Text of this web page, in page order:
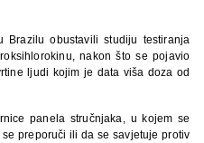
Brazilu obustavili studiju testiranja
nakon što se pojavio
ljudi kojim je data viša doza od
panela stručnjaka, u kojem se
preporuči ili da se savjetuje protiv